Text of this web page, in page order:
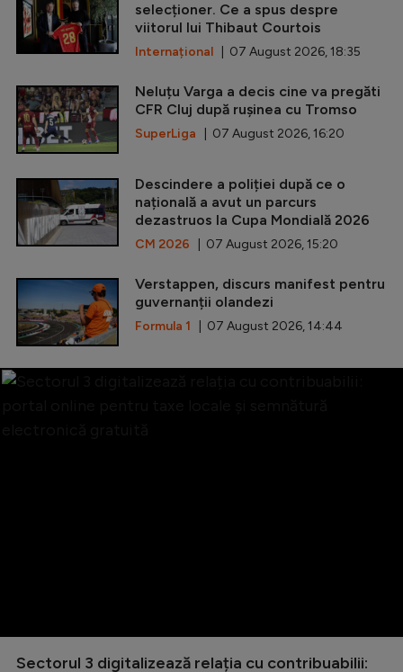
selecționer. Ce a spus despre
viitorul lui Thibaut Courtois
Internațional | 07 August 2026, 18:35
Neluțu Varga a decis cine va pregăti
CFR Cluj după rușinea cu Tromso
SuperLiga | 07 August 2026, 16:20
Descindere a poliției după ce o
națională a avut un parcurs
dezastruos la Cupa Mondială 2026
CM 2026 | 07 August 2026, 15:20
Verstappen, discurs manifest pentru
guvernanții olandezi
Formula 1 | 07 August 2026, 14:44
Sectorul 3 digitalizează relația cu contribuabilii: